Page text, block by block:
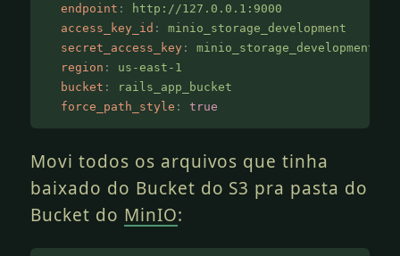
  endpoint
:
http://127.0.0.1:9000
  access_key_id
:
minio_storage_development
  secret_access_key
:
minio_storage_development
  region
:
us-east-1
  bucket
:
rails_app_bucket
  force_path_style
: true
Movi todos os arquivos que tinha
baixado do Bucket do S3 pra pasta do
Bucket do MinIO: